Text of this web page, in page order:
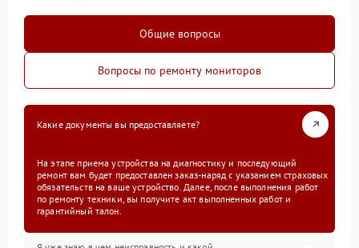
Общие вопросы
Вопросы по ремонту мониторов
Какие документы вы предоставляете?
На этапе приема устройства на диагностику и последующий
ремонт вам будет предоставлен заказ-наряд с указанием страховых
обязательств на ваше устройство. Далее, после выполнения работ
по ремонту техники, вы получите акт выполненных работ и
гарантийный талон.